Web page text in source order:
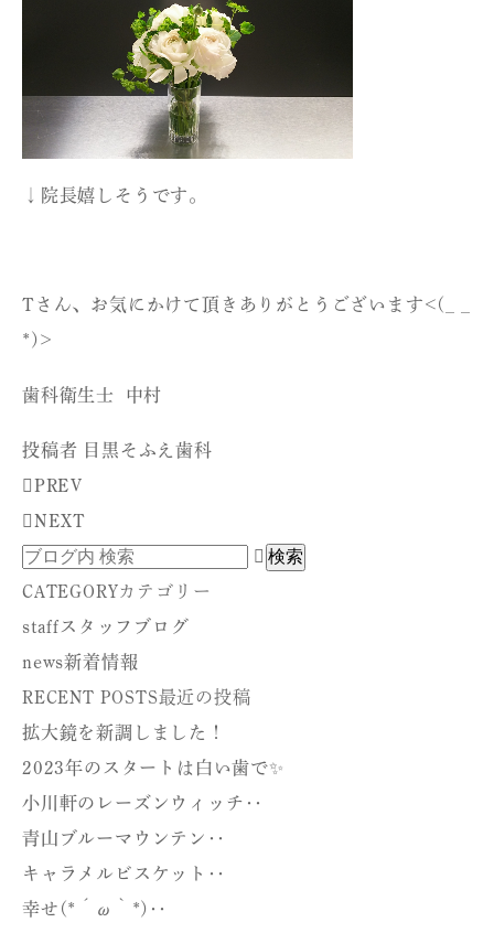
↓院長嬉しそうです。
Tさん、お気にかけて頂きありがとうございます<(_ _
*)>
歯科衛生士 中村
投稿者 目黒そふえ歯科
PREV
NEXT
CATEGORYカテゴリー
staff スタッフブログ
news新着情報
RECENT POSTS最近の投稿
拡大鏡を新調しました！
2023年のスタートは白い歯で✨
小川軒のレーズンウィッチ‥
青山ブルーマウンテン‥
キャラメルビスケット‥
幸せ(*´ω｀*)‥